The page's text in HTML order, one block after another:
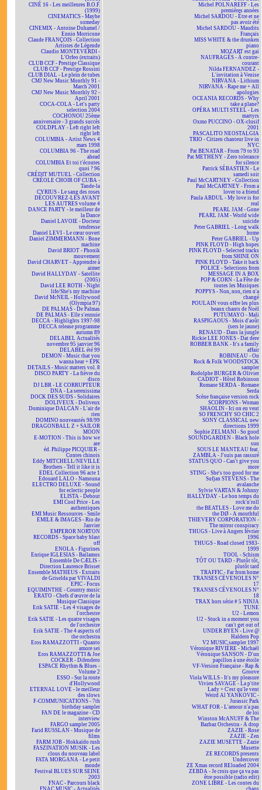
CINÉ 16 - Les meilleures B.O.F.
(1999)
CINEMATICS - Maybe
someday
CINEMIX - Antoine Duhamel /
Ennio Morricone
Claude FRANÇOIS - Collection
Artistes de Légende
Claudio MONTEVERDI -
L'Orfeo (extraits)
CLUB CCF - Prestige Classique
CLUB CCF - Prestige Rossini
CLUB DIAL - Le plein de tubes
CMJ New Music Monthly 91 -
March 2001
CMJ New Music Monthly 92 -
April 2001
COCA-COLA - Let's party
selection 2004
COCHONOU 25ème
anniversaire - 3 grands succès
COLDPLAY - Left right left
right left
COLUMBIA - Artist News 4
mars 1998
COLUMBIA 96 - The road
ahead
COLUMBIA Et toi t'écoutes
quoi ? 96
CRÉDIT MUTUEL - Collection
CRÉOLE CHOIR OF CUBA -
Tande-la
CYRIUS - Le sang des roses
DÉCOUVREZ-LES AVANT
LES AUTRES volume 4
DANCE PARTY - le meilleur de
la Dance
Daniel LAVOIE - Docteur
tendresse
Daniel LEVI - Le cœur ouvert
Daniel ZIMMERMANN - Bone
machine
David BRIOT - Phonik
mouvement
David CHARVET - Apprendre à
aimer
David HALLYDAY - Satellite
(2005)
David LEE ROTH - Night
life/She's my machine
David McNEIL - Hollywood
(Olympia 97)
DE PALMAS - De Palmas
DE PALMAS - Elle s'ennuie
DECCA - Highlights 1997-98
DECCA release programme
autumn 89
DELABEL Actualités
novembre 95 janvier 96
DELABEL été 99
DEMON - Music that you
wanna hear + EPK
DETAILS - Music matters vol. 8
DISCO PARTY - La fièvre du
disco
DJ LBR - LE CORRUPTEUR
DNA - La serenissima
DOCK DES SUDS - Solidaires
DOLIVEUX - Doliveux
Dominique DALCAN - L'air de
rien
DOMINO nouveautés 98/99
DRAGONBALL Z + SAILOR
MOON
E-MOTION - This is how we
are
éd. Philippe PICQUIER -
Contes chinois
Eddy MITCHELL/NEVILLE
Brothers - Tell it like it is
EDEL Collection 96 acte 1
Edouard LALO - Namouna
ELECTRO DELUXE - Sound
for eclectic people
ELISTA - Debout
EMI Cool Price - Les
authentiques
EMI Music Ressources - Smile
EMILE & IMAGES - Rio de
Janvier
EMPEROR NORTON
RECORDS - Space baby blast
off
ENOLA - Figurines
Enrique IGLESIAS - Bailamos
Ensemble De CÆLIS -
Direction Laurence Brisset
Ensemble MATHEUS - Extraits
de Griselda par VIVALDI
EPIC - Focus
EQUIMINTHE - Country music
ERATO - Chefs d'œuvre de la
Musique Classique
Erik SATIE - Les 4 visages de
l'orchestre
Erik SATIE - Les quatre visages
de l'orchestre
Erik SATIE - The 4 aspects of
the orchestra
Eros RAMAZZOTTI - Quanto
amore sei
Eros RAMAZZOTTI & Joe
COCKER - Difendero
ESPACE Rhythm & Blues -
Volume 2
ESSO - Sur la route
d'Hollywood
ETERNAL LOVE - le meilleur
des slows
F-COMMUNICATIONS - 7th
birthday sampler
FAN DE le magazine - CD
interview
FARGO sampler 2005
Farid RUSSLAN - Musique de
films
FARM JOB - Hokkaïdo rush
FASZINATION MUSIK - Les
clous du nouveau label
FATA MORGANA - Le petit
monde
Festival BLUES SUR SEINE
2003
FNAC - Parcours black
FNAC MUSIC - Actualités
Michel POLNAREFF - Les
premières années
Michel SARDOU - Être et ne
pas avoir été
Michel SARDOU - Maudits
Français
MISS WHITE & the drunken
piano
MOZART est gai
NAUFRAGÉS - À contre-
courant
Nilda FERNANDEZ -
L'invitation à Venise
NIRVANA - Lithium
NIRVANA - Rape me + All
apologies
OCEANIA RECORDS - Why
take a plane?
OPÉRA MULTI STEEL - Les
martyrs
Oxmo PUCCINO - OX-clusif
2001
PASCALITO NEOSTALGIA
TRIO - Citizen chanteur live in
NYC
Pat BENATAR - From 79 to 93
Pat METHENY - Zero tolerance
for silence
Patrick SÉBASTIEN - Le
samedi soir
Paul McCARTNEY - Collection
Paul McCARTNEY - From a
lover to a friend
Paula ABDUL - My love is for
real
PEARL JAM - Gone
PEARL JAM - World wide
suicide
Peter GABRIEL - Long walk
home
Peter GABRIEL - Up
PINK FLOYD - High hopes
PINK FLOYD - Selected tracks
from SHINE ON
PINK FLOYD - Take it back
POLICE - Selections from
MESSAGE IN A BOX
POP & CORN - La Fête de
toutes les Musiques
POPPYS - Non, non, rien n'a
changé
POULAIN vous offre les plus
beaux chants de Noël
PUTUMAYO - Mali
RASPIGAOUS - Mois d'août
(sers le jaune)
RENAUD - Dans la jungle
Rickie LEE JONES - Dat dere
ROBBER BANK - It's a family
affair
ROBINEAU - On
Rock & Folk WOODSTOCK
sampler
Rodolphe BURGER & Olivier
CADIOT - Hôtel Robinson
Romane SERDA - Romane
Serda
Scène française version rock
SCORPIONS - Woman
SHAOLIN - Ici on en veut
SO FRENCHY SO CHIC 2
SONY CLASSICAL new
directions 1999
Sophie ZELMANI - So good
SOUNDGARDEN - Black hole
sun
SOUS LE MANTEAU feat.
ZAMBLA - J'suis pas rassuré
STATUS QUO - Can't give you
more
STING - She's too good for me
Sufjan STEVENS - The
avalanche
Sylvie VARTAN & Johnny
HALLYDAY - Le bon temps du
rock'n'roll
the BEATLES - Love me do
the DØ - A mouthful
THIEVERY CORPORATION -
The mirror conspiracy
THUGS - Live à Angers février
1996
THUGS - Road closed 1983-
1999
TOOL - Schism
TÔT OU TARD - Plutôt tôt,
plutôt tard
TRAFFIC - Far from home
TRANSES CÉVENOLES N°
17
TRANSES CÉVENOLES N°
18
TRAX hors série # 5 NINJA
TUNE
U2 - Lemon
U2 - Stuck in a moment you
can't get out of
UNDER BYEN - Live @
Haldern Pop
V2 MUSIC sampler 1997
Véronique RIVIÈRE - Michaël
Véronique SANSON - D'un
papillon à une étoile
VF-Version Française - Rap &
Groove
Viola WILLS - It's my pleasure
Vivien SAVAGE - La p'tite
Lady + C'est qu'le vent
Weird Al YANKOVIC -
Jurassic Park
WHAT FOR - L'amour n'a pas
de loi
Winston McANUFF & The
Bazbaz Orchestra - A drop
ZAZIE - Rose
ZAZIE - Zen
ZAZIE MUSETTE - Zazie
Musette
ZE RECORDS presents
Undercover
ZE Xmas record REloaded 2004
ZEBDA - Je crois que ça va pas
être possible (radio edit)
ZONE LIBRE - Les contes du
chaos